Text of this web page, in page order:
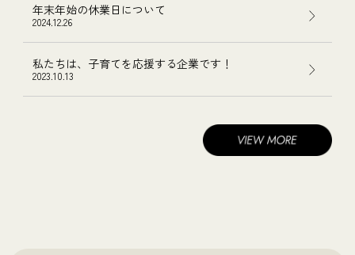
年末年始の休業日について
2024.12.26
私たちは、子育てを応援する企業です！
2023.10.13